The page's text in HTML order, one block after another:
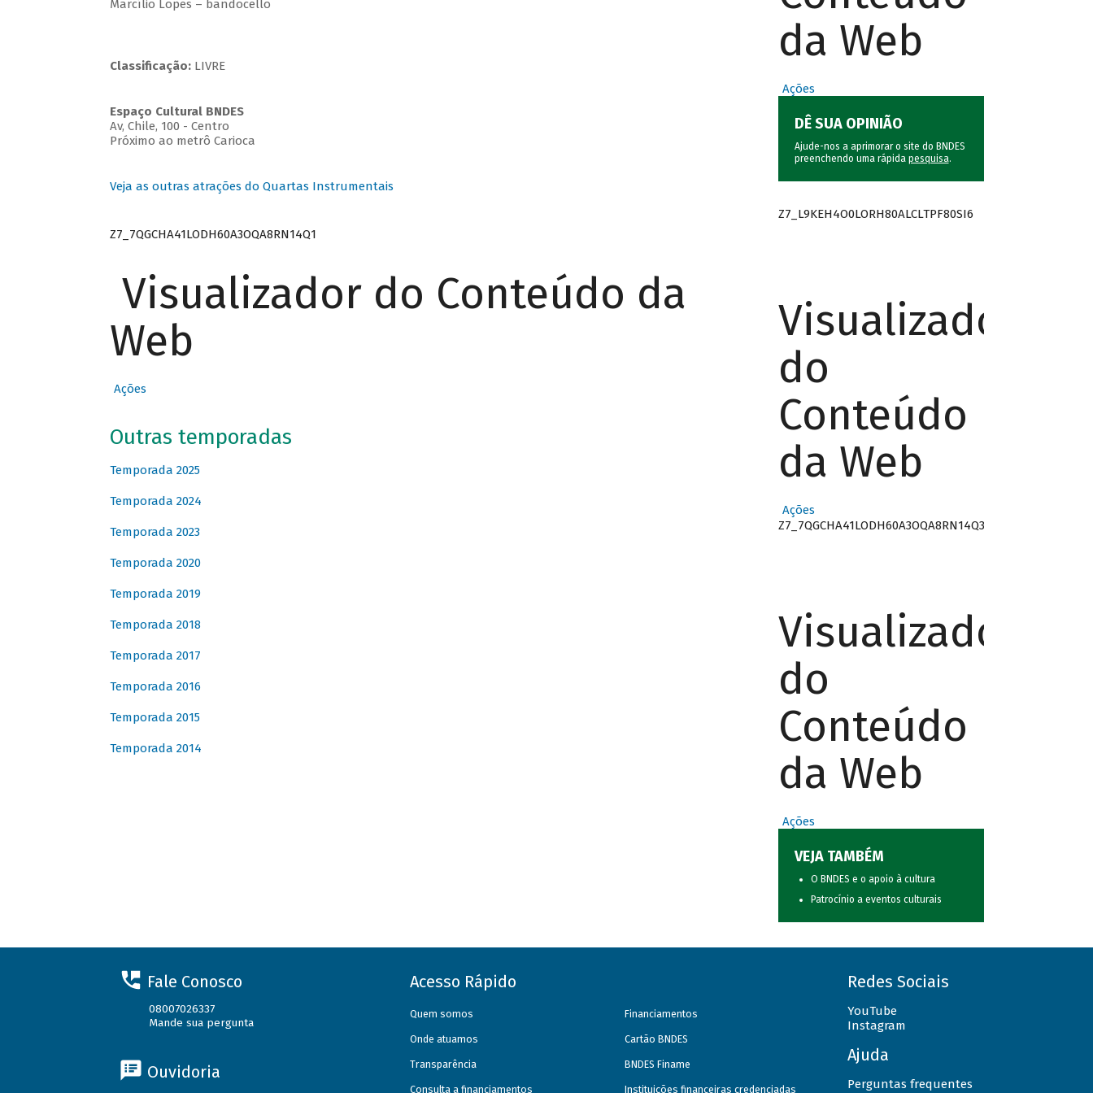
Marcílio Lopes – bandocello
Classificação: LIVRE
Espaço Cultural BNDES
Av, Chile, 100 - Centro
Próximo ao metrô Carioca
Veja as outras atrações do Quartas Instrumentais
Z7_7QGCHA41LODH60A3OQA8RN14Q1
Visualizador do Conteúdo da
Web
Ações
Outras temporadas
Temporada 2025
Temporada 2024
Temporada 2023
Temporada 2020
Temporada 2019
Temporada 2018
Temporada 2017
Temporada 2016
Temporada 2015
Temporada 2014
da Web
Ações
DÊ SUA OPINIÃO
Ajude-nos a aprimorar o site do BNDES
preenchendo uma rápida pesquisa.
Z7_L9KEH4O0LORH80ALCLTPF80SI6
Visualizador
do
Conteúdo
da Web
Ações
Z7_7QGCHA41LODH60A3OQA8RN14Q3
Visualizador
do
Conteúdo
da Web
Ações
VEJA TAMBÉM
O BNDES e o apoio à cultura
Patrocínio a eventos culturais
Fale Conosco
08007026337
Mande sua pergunta
Ouvidoria
Acesso Rápido
Quem somos
Onde atuamos
Transparência
Consulta a financiamentos
Financiamentos
Cartão BNDES
BNDES Finame
Instituições financeiras credenciadas
Redes Sociais
YouTube
Instagram
Ajuda
Perguntas frequentes